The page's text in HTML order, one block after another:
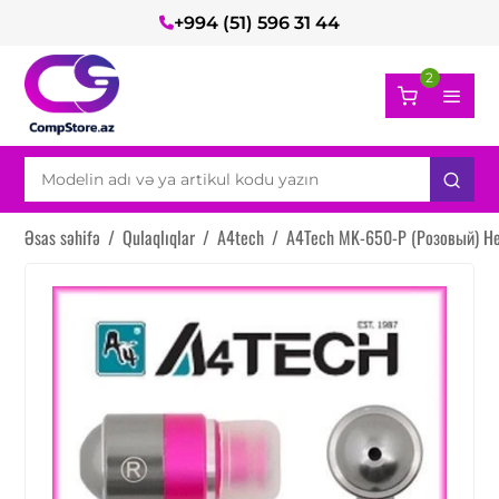
+994 (51) 596 31 44
2
Əsas səhifə / Qulaqlıqlar / A4tech / A4Tech MK-650-P (Розовый)